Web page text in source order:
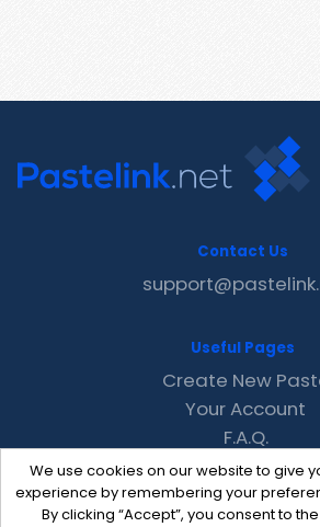
We use cookies on our website to give
experience by remembering your
By clicking “Accept”, you consent to
Contact Us
Useful Pages
Create New
Your Account
F.A.Q.
Recent
Contact